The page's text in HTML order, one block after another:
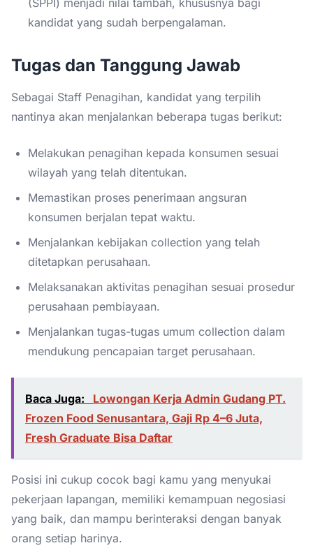
kandidat yang sudah berpengalaman.
Tugas dan Tanggung Jawab
Sebagai Staff Penagihan, kandidat yang terpilih
nantinya akan menjalankan beberapa tugas berikut:
Melakukan penagihan kepada konsumen sesuai
wilayah yang telah ditentukan.
Memastikan proses penerimaan angsuran
konsumen berjalan tepat waktu.
Menjalankan kebijakan collection yang telah
ditetapkan perusahaan.
Melaksanakan aktivitas penagihan sesuai prosedur
perusahaan pembiayaan.
Menjalankan tugas-tugas umum collection dalam
mendukung pencapaian target perusahaan.
Baca Juga:
Lowongan Kerja Admin Gudang PT.
Frozen Food Senusantara, Gaji Rp 4–6 Juta,
Fresh Graduate Bisa Daftar
Posisi ini cukup cocok bagi kamu yang menyukai
pekerjaan lapangan, memiliki kemampuan negosiasi
yang baik, dan mampu berinteraksi dengan banyak
orang setiap harinya.